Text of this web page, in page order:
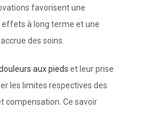
favorisent une
à long terme et une
des soins.
aux pieds et leur prise
les limites respectives des
compensation. Ce savoir